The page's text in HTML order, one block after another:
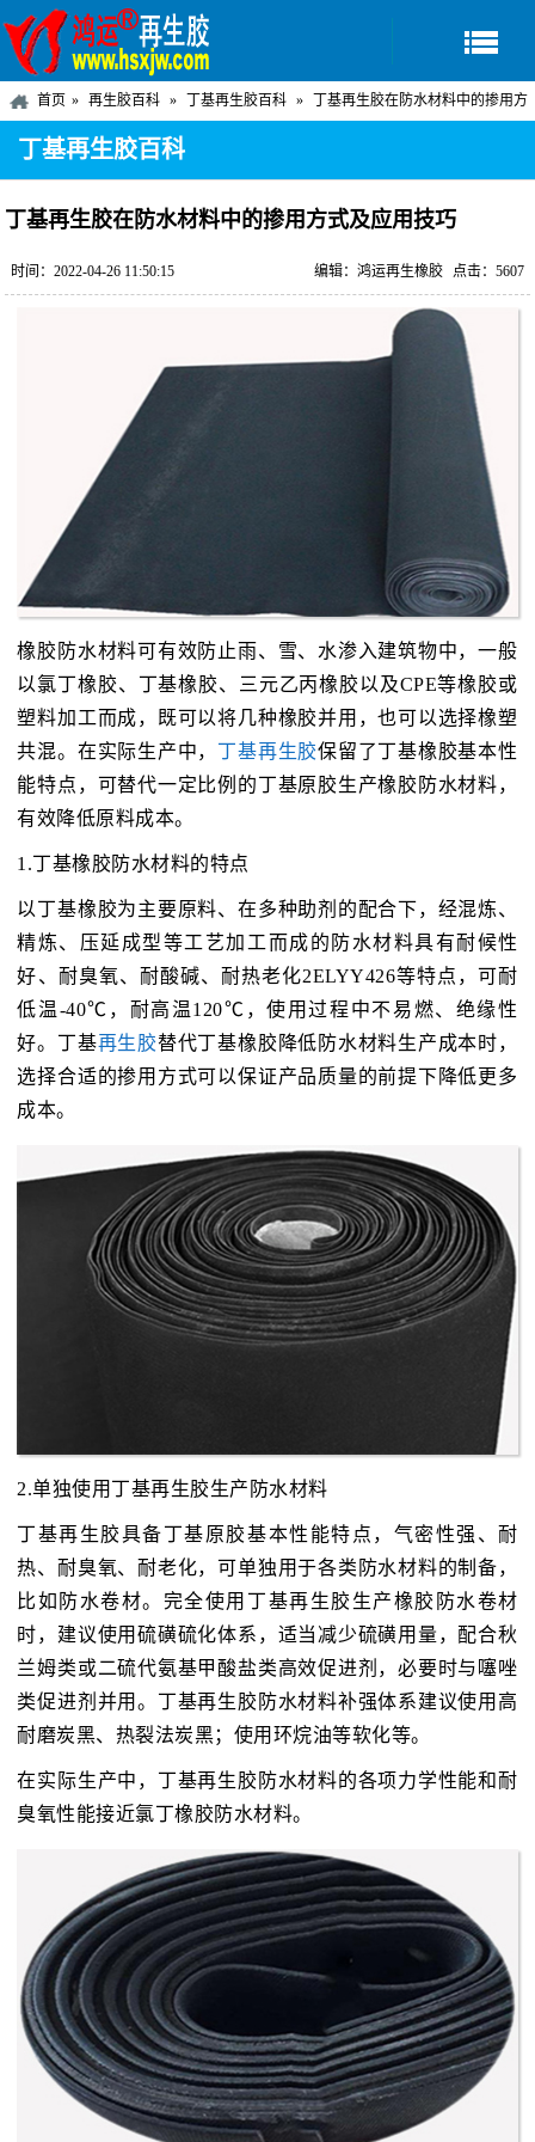
首页 再生胶百科 丁基再生胶百科 丁基再生胶在防水材料中的掺用方
式及应用技巧
丁基再生胶百科
丁基再生胶在防水材料中的掺用方式及应用技巧
时间：2022-04-26 11:50:15 点击：5607
编辑：鸿运再生橡胶
橡胶防水材料可有效防止雨、雪、水渗入建筑物中，一般
以氯丁橡胶、丁基橡胶、三元乙丙橡胶以及CPE等橡胶或
塑料加工而成，既可以将几种橡胶并用，也可以选择橡塑
共混。在实际生产中， 丁基再生胶保留了丁基橡胶基本性
能特点，可替代一定比例的丁基原胶生产橡胶防水材料，
有效降低原料成本。
1.丁基橡胶防水材料的特点
以丁基橡胶为主要原料、在多种助剂的配合下，经混炼、
精炼、压延成型等工艺加工而成的防水材料具有耐候性
好、耐臭氧、耐酸碱、耐热老化2ELYY426等特点，可耐
低温-40℃，耐高温120℃，使用过程中不易燃、绝缘性
好。丁基再生胶替代丁基橡胶降低防水材料生产成本时，
选择合适的掺用方式可以保证产品质量的前提下降低更多
成本。
2.单独使用丁基再生胶生产防水材料
丁基再生胶具备丁基原胶基本性能特点，气密性强、耐
热、耐臭氧、耐老化，可单独用于各类防水材料的制备，
比如防水卷材。完全使用丁基再生胶生产橡胶防水卷材
时，建议使用硫磺硫化体系，适当减少硫磺用量，配合秋
兰姆类或二硫代氨基甲酸盐类高效促进剂，必要时与噻唑
类促进剂并用。丁基再生胶防水材料补强体系建议使用高
耐磨炭黑、热裂法炭黑；使用环烷油等软化等。
在实际生产中，丁基再生胶防水材料的各项力学性能和耐
臭氧性能接近氯丁橡胶防水材料。